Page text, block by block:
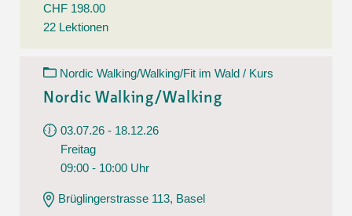
CHF 198.00
22 Lektionen
Nordic Walking/Walking/Fit im Wald / Kurs
Nordic Walking/Walking
03.07.26 - 18.12.26
Freitag
09:00 - 10:00 Uhr
Brüglingerstrasse 113, Basel